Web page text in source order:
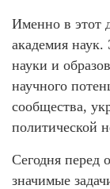
Именно в этот
академия
науки и
научного
сообщества,
политической
Сегодня перед
значимые